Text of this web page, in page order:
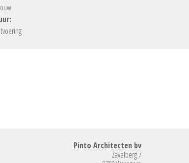
Pinto Architecten bv
Zavelberg 7